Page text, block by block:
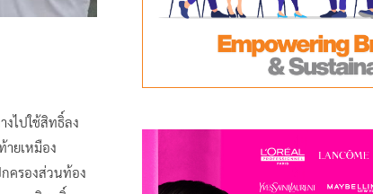
งไปใช้สิทธิ์ลง
ยเหมือง
ครองส่วนท้อง